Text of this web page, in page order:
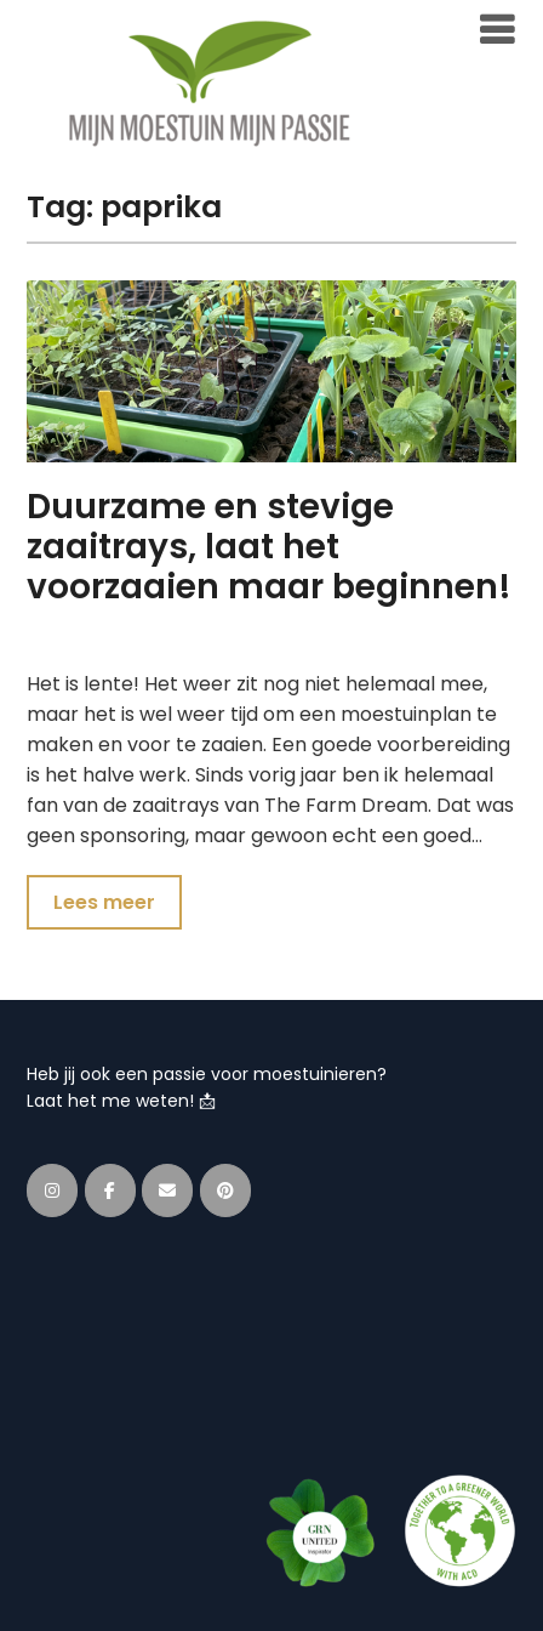
Tag: paprika
Duurzame en stevige
zaaitrays, laat het
voorzaaien maar beginnen!
Het is lente! Het weer zit nog niet helemaal mee,
maar het is wel weer tijd om een moestuinplan te
maken en voor te zaaien. Een goede voorbereiding
is het halve werk. Sinds vorig jaar ben ik helemaal
fan van de zaaitrays van The Farm Dream. Dat was
geen sponsoring, maar gewoon echt een goed…
Lees meer
Heb jij ook een passie voor moestuinieren?
Laat het me weten! 📩